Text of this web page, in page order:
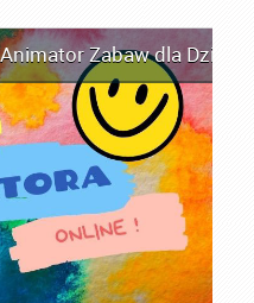
Animator Zabaw dla Dzieci